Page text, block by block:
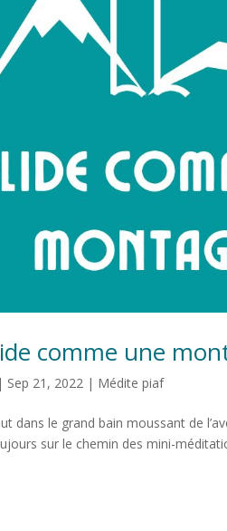
comme une
| Sep 21, 2022 | Médite piaf
dans le grand bain moussant de
sur le chemin des mini-